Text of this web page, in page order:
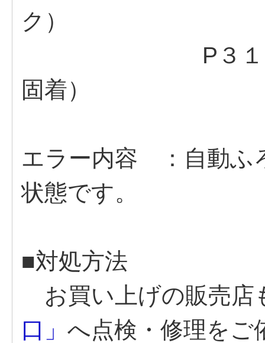
ク）
P３１（ふろ
固着）
エラー内容 ：自動ふ
状態です。
■対処方法
お買い上げの販売店
口」 へ点検・修理をご